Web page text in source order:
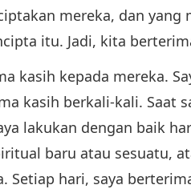
mereka, dan yang
itu. Jadi, kita
kasih kepada mereka.
kasih berkali-kali. Saat
lakukan dengan baik
baru atau sesuatu,
Setiap hari, saya